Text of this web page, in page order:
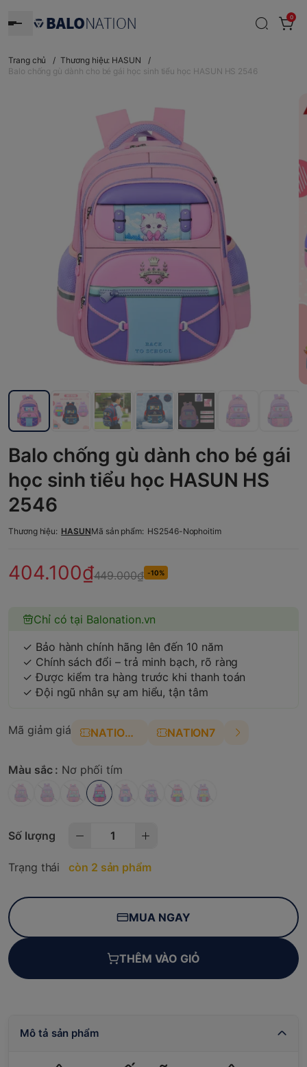
0
Trang chủ / Thương hiệu: HASUN
/
Balo chống gù dành cho bé gái học sinh tiểu học HASUN HS 2546
Balo chống gù dành cho bé gái
học sinh tiểu học HASUN HS
2546
Thương hiệu: HASUNMã sản phẩm: HS2546-Nophoitim
404.100₫449.000₫ -10%
Chỉ có tại Balonation.vn
✓ Bảo hành chính hãng lên đến 10 năm
✓ Chính sách đổi – trả minh bạch, rõ ràng
✓ Được kiểm tra hàng trước khi thanh toán
✓ Đội ngũ nhân sự am hiểu, tận tâm
Mã giảm giá NATION4 NATION7
Màu sắc : Nơ phối tím
Số lượng
Trạng thái còn 2 sản phẩm
MUA NGAY
THÊM VÀO GIỎ
Mô tả sản phẩm